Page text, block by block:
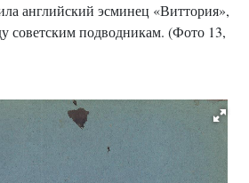
английский эсминец «Виттория»,
советским подводникам. (Фото 13,